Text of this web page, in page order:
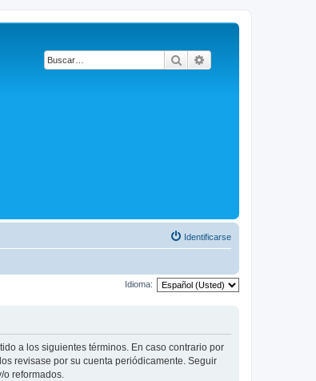
Buscar
Identificarse
Idioma:
a los siguientes términos. En caso contrario por
revisase por su cuenta periódicamente. Seguir
reformados.